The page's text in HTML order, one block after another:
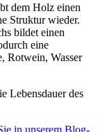
dem Holz einen
Struktur wieder.
bildet einen
eine
Rotwein, Wasser
Lebensdauer des
in unserem Blog-